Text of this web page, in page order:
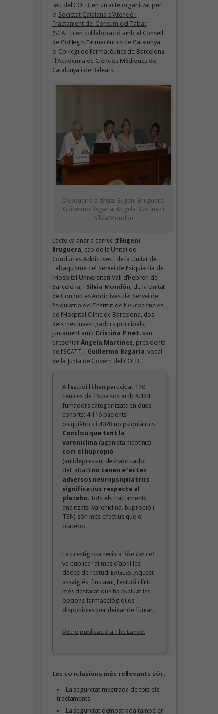
seu del COFB, en un acte organitzat per
la Societat Catalana d’Atenció i
Tractament del Consum del Tabac
(SCATT) en col·laboració amb el Consell
de Col·legis Farmacèutics de Catalunya,
el Col·legi de Farmacèutics de Barcelona
i l’Acadèmia de Ciències Mèdiques de
Catalunya i de Balears.
D’esquerra a dreta: Eugeni Bruguera,
Guillermo Bagaria, Àngela Martínez i
Sílvia Mondón
L’acte va anar a càrrec d’Eugeni
Bruguera , cap de la Unitat de
Conductes Addictives i de la Unitat de
Tabaquisme del Servei de Psiquiatria de
l’Hospital Universitari Vall d’Hebron de
Barcelona, i Silvia Mondón , de la Unitat
de Conductes Addictives del Servei de
Psiquiatria de l’Institut de Neurociències
de l’Hospital Clínic de Barcelona, dos
dels tres investigadors principals,
juntament amb Cristina Pinet. Van
presentar Àngela Martínez , presidenta
de l’SCATT, i Guillermo Bagaria , vocal
de la Junta de Govern del COFB.
A l’estudi hi han participat 140
centres de 16 països amb 8.144
fumadors categoritzats en dues
cohorts: 4.116 pacients
psiquiàtrics i 4028 no psiquiàtrics.
Conclou que tant la
vareniclina (agonista nicotínic)
com el bupropió
(antidepressiu, deshabituador
del tabac) no tenen efectes
adversos neuropsiquiàtrics
significatius respecte al
placebo. Tots els tractaments
analitzats (vareniclina, bupropió i
TSN) són més efectius que el
placebo.
La prestigiosa revista The Lancet
va publicar al mes d’abril les
dades de l’estudi EAGLES. Aquest
assaig és, fins avui, l’estudi clínic
més destacat que ha avaluat les
opcions farmacològiques
disponibles per deixar de fumar.
Veure publicació a The Lancet
Les conclusions més rellevants són:
La seguretat mostrada de tots els
tractaments.
La seguretat demostrada també en